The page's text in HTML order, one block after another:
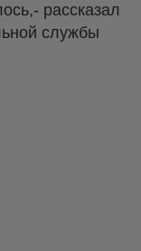
рассказал
службы